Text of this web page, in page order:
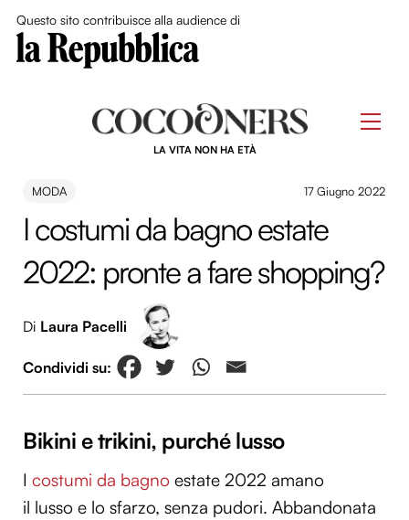
Questo sito contribuisce alla audience di
LA VITA NON HA ETÀ
MODA 17 Giugno 2022
I costumi da bagno estate
2022: pronte a fare shopping?
Di Laura Pacelli
Bikini e trikini, purché lusso
I costumi da bagno estate 2022 amano
il lusso e lo sfarzo, senza pudori. Abbandonata